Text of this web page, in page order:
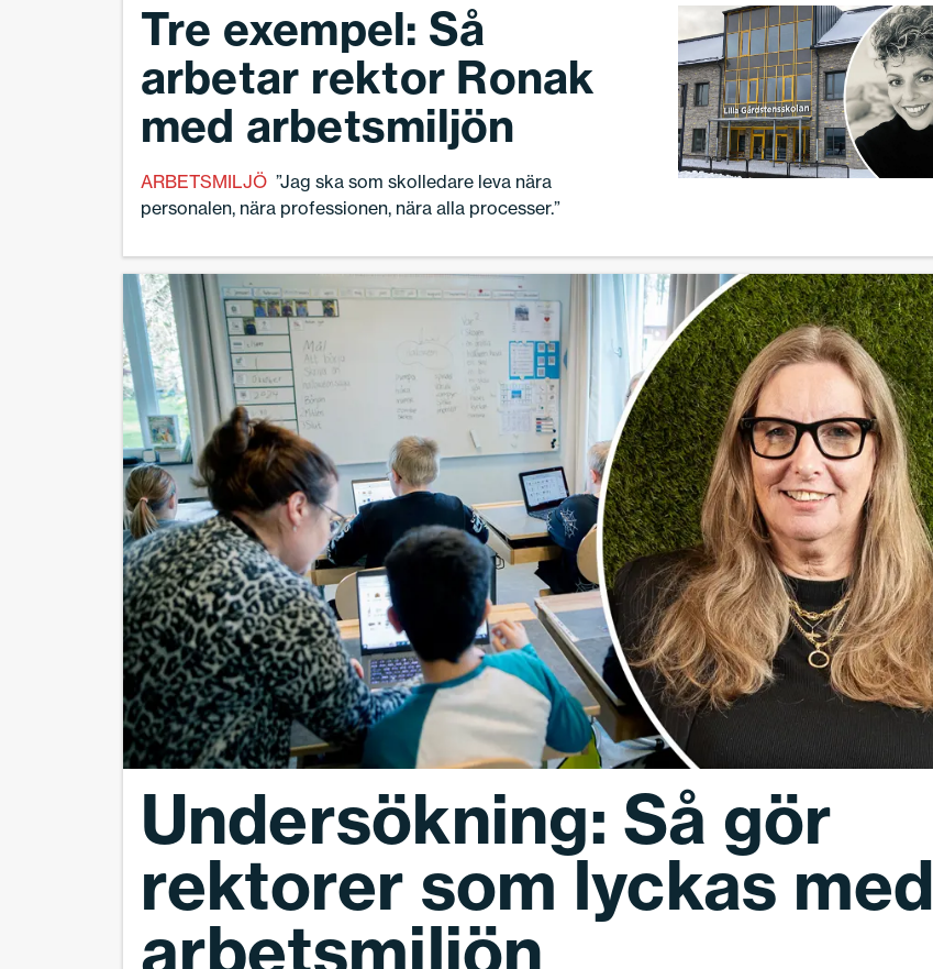
Tre exempel: Så
arbetar rektor Ronak
med arbetsmiljön
ARBETSMILJÖ ”Jag ska som skolledare leva nära
personalen, nära professionen, nära alla processer.”
Undersökning: Så gör
rektorer som lyckas med
arbetsmiljön